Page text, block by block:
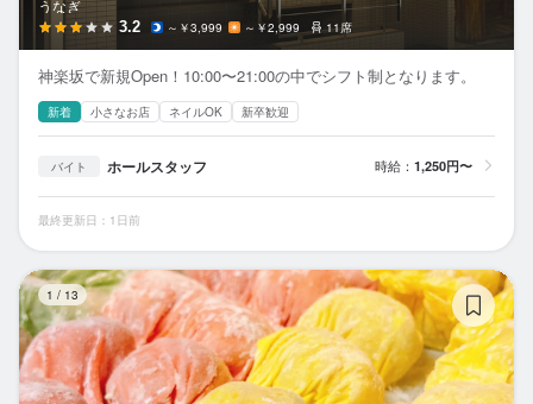
うなぎ
3.2 ～￥3,999 ～￥2,999 11席
神楽坂で新規Open！10:00〜21:00の中でシフト制となります。
新着 小さなお店 ネイルOK 新卒歓迎
バイト ホールスタッフ 時給： 1,250円〜
最終更新日：1日前
1 / 13